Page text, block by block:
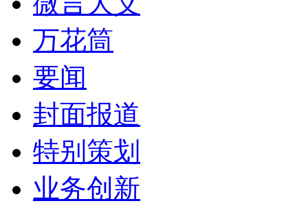
万花筒
要闻
封面报道
特别策划
业务创新